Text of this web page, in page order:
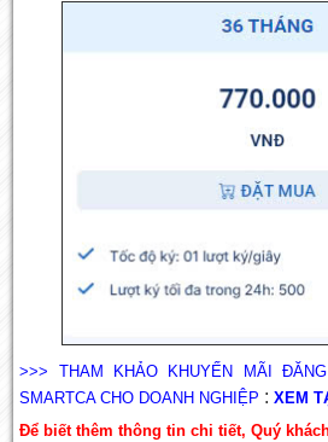
>>> THAM KHẢO KHUYẾN MÃI
SMARTCA CHO DOANH NGHIỆP :XEM
Để biết thêm thông tin chi tiết, Quý